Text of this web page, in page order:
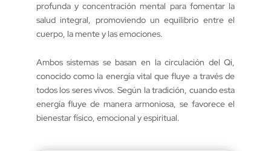
profunda y concentración mental para fomentar la
salud integral, promoviendo un equilibrio entre el
cuerpo, la mente y las emociones.
Ambos sistemas se basan en la circulación del Qi,
conocido como la energía vital que fluye a través de
todos los seres vivos. Según la tradición, cuando esta
energía fluye de manera armoniosa, se favorece el
bienestar físico, emocional y espiritual.